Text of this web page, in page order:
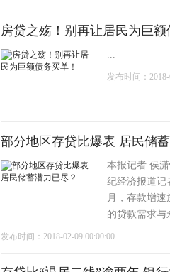
房贷之殇！别再让居民为巨额
...
发布时间：2018-
部分地区存贷比爆表 居民储
本报记者 侯
纪经济报道记
月，存款增
的贷款需求与
发布时间：2018-02-09 00:00:00